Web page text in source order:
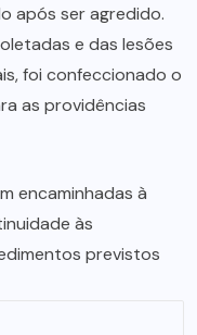
após ser agredido.
e das lesões
foi confeccionado o
as providências
encaminhadas à
às
previstos